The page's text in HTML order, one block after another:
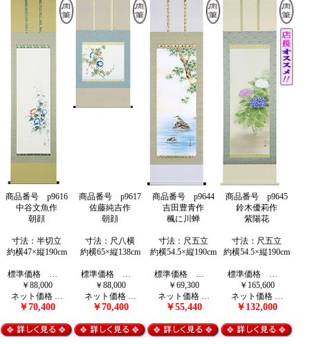
商品番号 p9616
中谷文魚作
朝顔
寸法：半切立
約横47×縦190cm
標準価格 …
￥88,000
ネット価格 …
￥70,400
商品番号 p9617
佐藤純吉作
朝顔
寸法：尺八横
約横65×縦138cm
標準価格 …
￥88,000
ネット価格 …
￥70,400
商品番号 p9644
吉田豊青作
楓に川蝉
寸法：尺五立
約横54.5×縦190cm
標準価格 …
￥69,300
ネット価格 …
￥55,440
商品番号 p9645
鈴木優莉作
紫陽花
寸法：尺五立
約横54.5×縦190cm
標準価格 …
￥165,600
ネット価格 …
￥132,000